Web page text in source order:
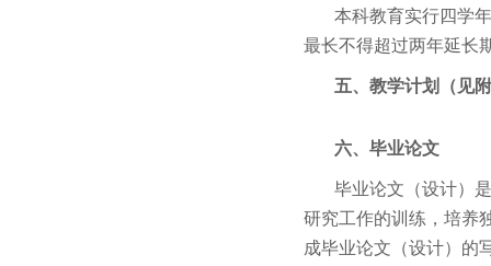
本科教育实行四学
最长不得超过两年延长
五、 教学计划（见
六、毕业论文
毕业论文（设计）
研究工作的训练，培养
成毕业论文（设计）的